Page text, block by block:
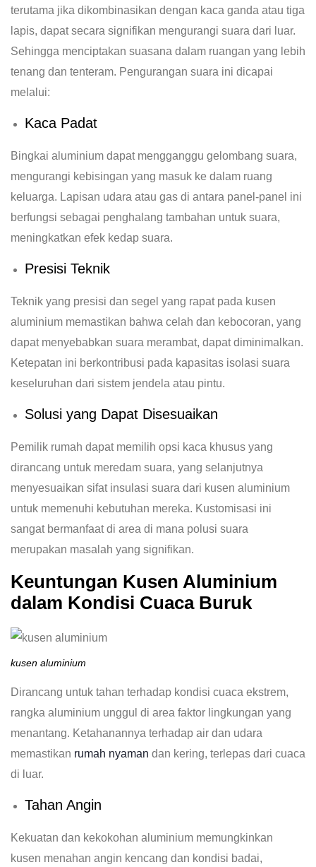
terutama jika dikombinasikan dengan kaca ganda atau tiga
lapis, dapat secara signifikan mengurangi suara dari luar.
Sehingga menciptakan suasana dalam ruangan yang lebih
tenang dan tenteram. Pengurangan suara ini dicapai
melalui:
Kaca Padat
Bingkai aluminium dapat mengganggu gelombang suara,
mengurangi kebisingan yang masuk ke dalam ruang
keluarga. Lapisan udara atau gas di antara panel-panel ini
berfungsi sebagai penghalang tambahan untuk suara,
meningkatkan efek kedap suara.
Presisi Teknik
Teknik yang presisi dan segel yang rapat pada kusen
aluminium memastikan bahwa celah dan kebocoran, yang
dapat menyebabkan suara merambat, dapat diminimalkan.
Ketepatan ini berkontribusi pada kapasitas isolasi suara
keseluruhan dari sistem jendela atau pintu.
Solusi yang Dapat Disesuaikan
Pemilik rumah dapat memilih opsi kaca khusus yang
dirancang untuk meredam suara, yang selanjutnya
menyesuaikan sifat insulasi suara dari kusen aluminium
untuk memenuhi kebutuhan mereka. Kustomisasi ini
sangat bermanfaat di area di mana polusi suara
merupakan masalah yang signifikan.
Keuntungan Kusen Aluminium
dalam Kondisi Cuaca Buruk
kusen aluminium
Dirancang untuk tahan terhadap kondisi cuaca ekstrem,
rangka aluminium unggul di area faktor lingkungan yang
menantang. Ketahanannya terhadap air dan udara
memastikan rumah nyaman dan kering, terlepas dari cuaca
di luar.
Tahan Angin
Kekuatan dan kekokohan aluminium memungkinkan
kusen menahan angin kencang dan kondisi badai,